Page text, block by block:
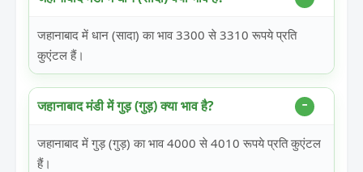
जहानाबाद में धान (सादा) का भाव 3300 से 3310 रूपये प्रति
कुएंटल हैं।
जहानाबाद मंडी में गुड़ (गुड़) क्या भाव है?
जहानाबाद में गुड़ (गुड़) का भाव 4000 से 4010 रूपये प्रति कुएंटल
हैं।